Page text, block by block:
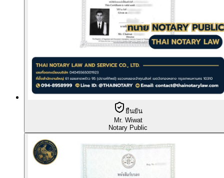
ยืนยัน
Mr. Wiwat
Notary Public